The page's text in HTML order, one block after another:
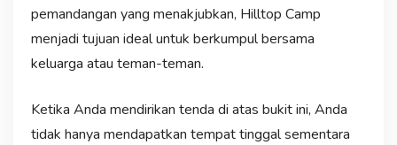
pemandangan yang menakjubkan, Hilltop Camp
menjadi tujuan ideal untuk berkumpul bersama
keluarga atau teman-teman.
Ketika Anda mendirikan tenda di atas bukit ini, Anda
tidak hanya mendapatkan tempat tinggal sementara